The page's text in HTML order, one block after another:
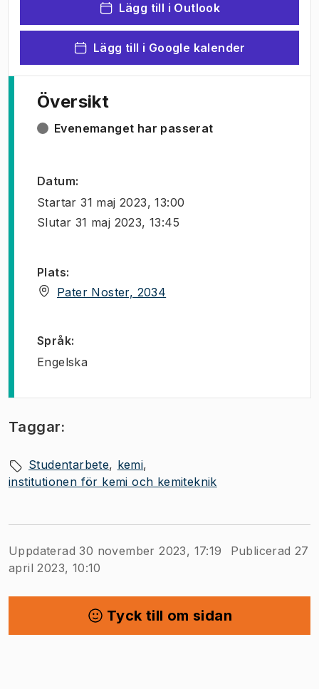
Lägg till i Outlook
Lägg till i Google kalender
Översikt
Evenemanget har passerat
Datum:
Startar 31 maj 2023, 13:00
Slutar 31 maj 2023, 13:45
Plats:
Pater Noster, 2034
Språk:
Engelska
Taggar:
Studentarbete
kemi
institutionen för kemi och kemiteknik
Uppdaterad 30 november 2023, 17:19
Publicerad 27
april 2023, 10:10
Tyck till om sidan